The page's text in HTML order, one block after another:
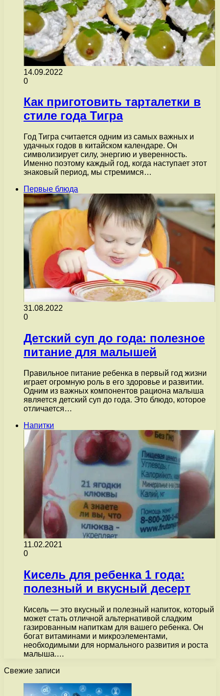
14.09.2022
0
Как приготовить тарталетки в
стиле года Тигра
Год Тигра считается одним из самых важных и
удачных годов в китайском календаре. Он
символизирует силу, энергию и уверенность.
Именно поэтому каждый год, когда наступает этот
знаковый период, мы стремимся…
Первые блюда
31.08.2022
0
Детский суп до года: полезное
питание для малышей
Правильное питание ребенка в первый год жизни
играет огромную роль в его здоровье и развитии.
Одним из важных компонентов рациона малыша
является детский суп до года. Это блюдо, которое
отличается…
Напитки
11.02.2021
0
Кисель для ребенка 1 года:
полезный и вкусный десерт
Кисель — это вкусный и полезный напиток, который
может стать отличной альтернативой сладким
газированным напиткам для вашего ребенка. Он
богат витаминами и микроэлементами,
необходимыми для нормального развития и роста
малыша.…
Свежие записи